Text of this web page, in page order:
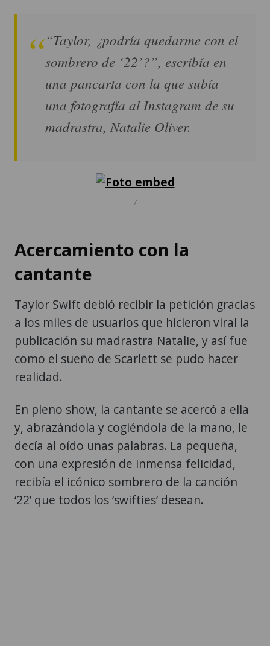
“Taylor, ¿podría quedarme con el
sombrero de ‘22’?”, escribía en
una pancarta con la que subía
una fotografía al Instagram de su
madrastra, Natalie Oliver.
/
Acercamiento con la
cantante
Taylor Swift debió recibir la petición gracias
a los miles de usuarios que hicieron viral la
publicación su madrastra Natalie, y así fue
como el sueño de Scarlett se pudo hacer
realidad.
En pleno show, la cantante se acercó a ella
y, abrazándola y cogiéndola de la mano, le
decía al oído unas palabras. La pequeña,
con una expresión de inmensa felicidad,
recibía el icónico sombrero de la canción
‘22’ que todos los ‘swifties’ desean.